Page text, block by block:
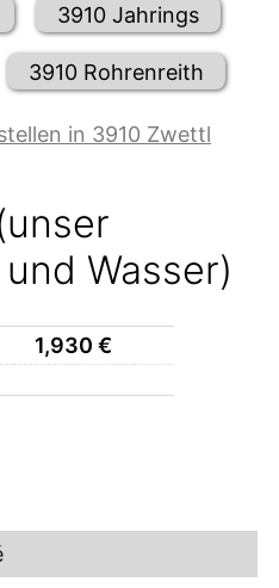
3910 Jahrings
3910 Rohrenreith
in 3910 Zwettl
Wasser)
1,930 €